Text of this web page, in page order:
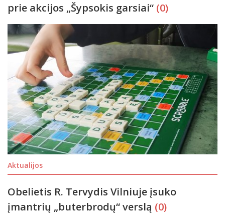
prie akcijos „Šypsokis garsiai“ (0)
Aktualijos
Obelietis R. Tervydis Vilniuje įsuko
įmantrių „buterbrodų“ verslą (0)